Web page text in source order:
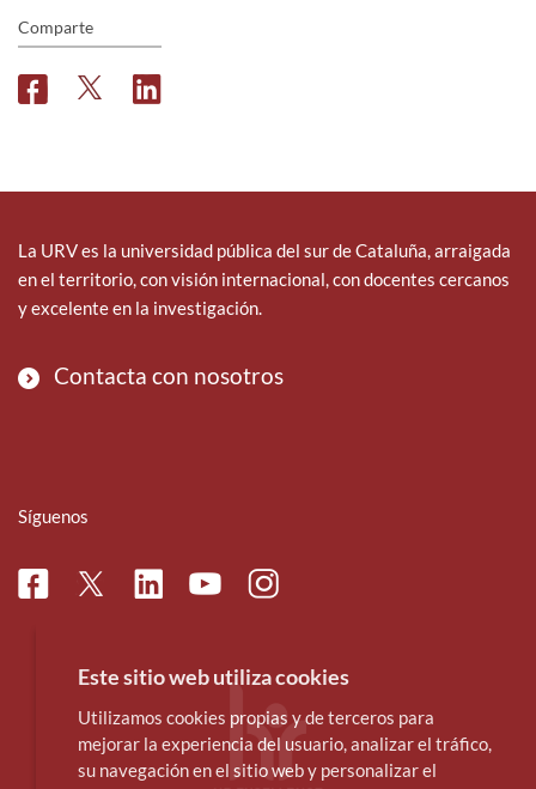
Comparte
F
b
o
k
T
t
r
L
e
i
n
La URV es la universidad pública del sur de Cataluña, arraigada
en el territorio, con visión internacional, con docentes cercanos
y excelente en la investigación.
Contacta con nosotros
Síguenos
FacebookTwitterLinkedinYoutubeInstagram
Este sitio web utiliza cookies
Utilizamos cookies propias y de terceros para
mejorar la experiencia del usuario, analizar el tráfico,
su navegación en el sitio web y personalizar el